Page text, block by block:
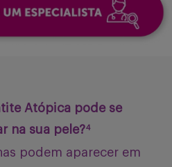
Atópica pode se
na sua pele?4
podem aparecer em